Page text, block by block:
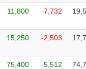
11,800 -7,732
15,250 -2,503
75,400 5,512